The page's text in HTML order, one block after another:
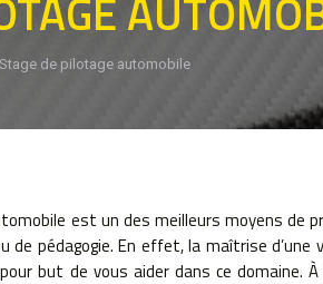
:
Stage de pilotage automobile
est un des meilleurs moyens de
pédagogie. En effet, la maîtrise
but de vous aider dans ce